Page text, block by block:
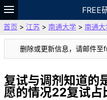
FREE
题库
故事 专题
VIP
资料
首页 > 江苏 > 南通大学 > 南通
删除或更新信息，请邮件
复试与调剂知道的
愿的情况22复试占